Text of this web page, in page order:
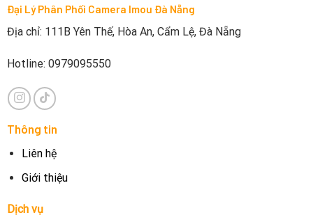
Đại Lý Phân Phối Camera Imou Đà Nẵng
Địa chỉ: 111B Yên Thế, Hòa An, Cẩm Lệ, Đà Nẵng
Hotline: 0979095550
Thông tin
Liên hệ
Giới thiệu
Dịch vụ